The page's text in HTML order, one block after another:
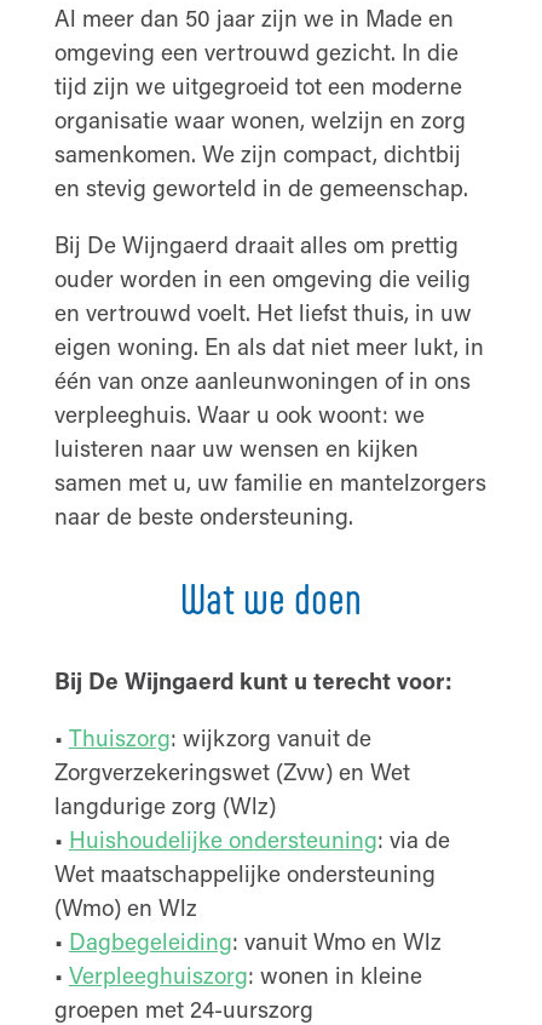
Al meer dan 50 jaar zijn we in Made en
omgeving een vertrouwd gezicht. In die
tijd zijn we uitgegroeid tot een moderne
organisatie waar wonen, welzijn en zorg
samenkomen. We zijn compact, dichtbij
en stevig geworteld in de gemeenschap.
Bij De Wijngaerd draait alles om prettig
ouder worden in een omgeving die veilig
en vertrouwd voelt. Het liefst thuis, in uw
eigen woning. En als dat niet meer lukt, in
één van onze aanleunwoningen of in ons
verpleeghuis. Waar u ook woont: we
luisteren naar uw wensen en kijken
samen met u, uw familie en mantelzorgers
naar de beste ondersteuning.
Wat we doen
Bij De Wijngaerd kunt u terecht voor:
• Thuiszorg: wijkzorg vanuit de
Zorgverzekeringswet (Zvw) en Wet
langdurige zorg (Wlz)
• Huishoudelijke ondersteuning: via de
Wet maatschappelijke ondersteuning
(Wmo) en Wlz
• Dagbegeleiding: vanuit Wmo en Wlz
• Verpleeghuiszorg: wonen in kleine
groepen met 24-uurszorg